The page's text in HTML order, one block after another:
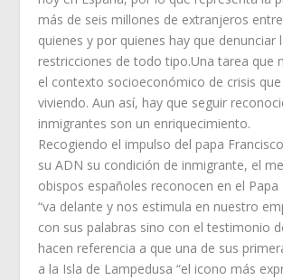
más de seis millones de extranjeros
quienes y por quienes hay que denunciar
restricciones de todo tipo.Una tarea que
el contexto socioeconómico de crisis
viviendo. Aun así, hay que seguir
inmigrantes son un enriquecimiento.
Recogiendo el impulso del papa
su ADN su condición de inmigrante, el
obispos españoles reconocen en el Papa
“va delante y nos estimula en nuestro
con sus palabras sino con el testimonio
hacen referencia a que una de sus
a la Isla de Lampedusa “el icono más